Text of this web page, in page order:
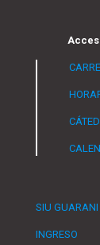
SIU GUARANI
INGRESO